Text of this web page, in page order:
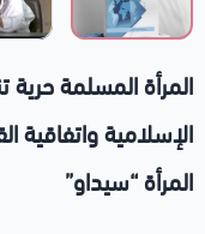
المرأة المسلمة
الإسلامية واتفاقية
المرأة “سيداو”